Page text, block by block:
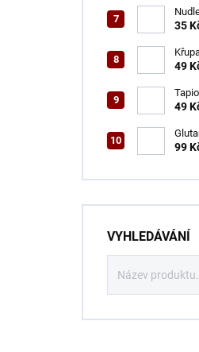
35
VINH
49
400 g
49
500 g
99
VYHLEDÁVÁNÍ